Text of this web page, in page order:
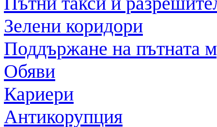
Зелени коридори
Поддържане на пътната
Обяви
Кариери
Антикорупция